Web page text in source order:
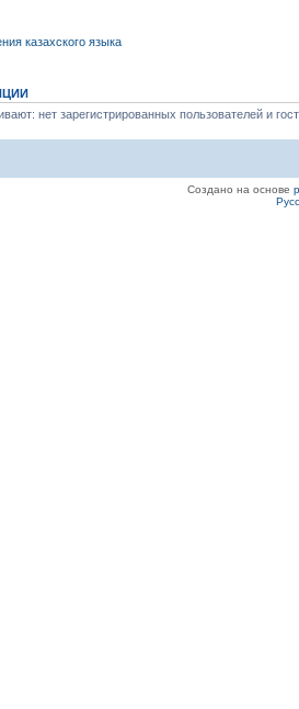
казахского языка
нет зарегистрированных пользователей и
Создано на основе